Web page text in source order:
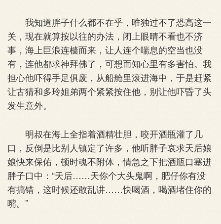
我知道胖子什么都不在乎，唯独过不了恐高这一
关，现在就算按以往的办法，闭上眼晴不看也不济
事，海上巨浪连樯而来，让人连个喘息的空当也没
有，连他都求神拜佛了，可想而知心里有多害怕。我
担心他吓得手足俱废，从船舱里滚进海中，于是赶紧
让古猜和多玲姐弟两个紧紧按住他，别让他吓昏了头
发生意外。
明叔在海上全指着酒精壮胆，咬开酒瓶灌了几
口，反倒是比别人镇定了许多，他听胖子哀求天后娘
娘快来保佑，顿时魂不附体，情急之下把酒瓶口塞进
胖子口中：“天后……天你个大头鬼啊，肥仔你有没
有搞错，这时候还敢乱讲……快喝酒，喝酒堵住你的
嘴。”